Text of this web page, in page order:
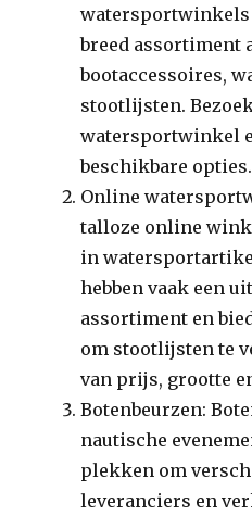
watersportwinkels
breed assortiment
bootaccessoires,
stootlijsten.
watersportwinkel
beschikbare opties.
Online
talloze online
in
hebben vaak een
assortiment en
om stootlijsten te
van prijs, grootte
Botenbeurzen:
nautische
plekken om
leveranciers en